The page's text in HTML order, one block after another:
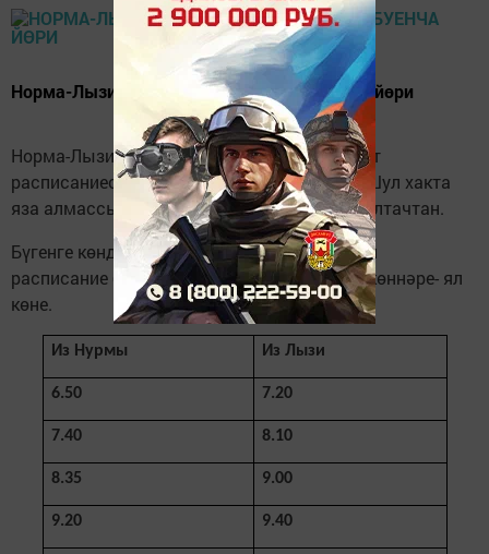
Норма-Лызи маршруты расписание буенча йөри
Норма-Лызи автобусы йөри микән, маршрут
расписаниесын төгәл белмәгәч, бик кыен. Шул хакта
яза алмассыз микән дип шалтыраталар Балтачтан.
Бүгенге көндә Норма-Лызи маршруты төгәл
расписание буенча йөри, шимбә, якшәмбе көннәре- ял
көне.
Из Нурмы Из Лызи
6.50 7.20
7.40 8.10
8.35 9.00
9.20 9.40